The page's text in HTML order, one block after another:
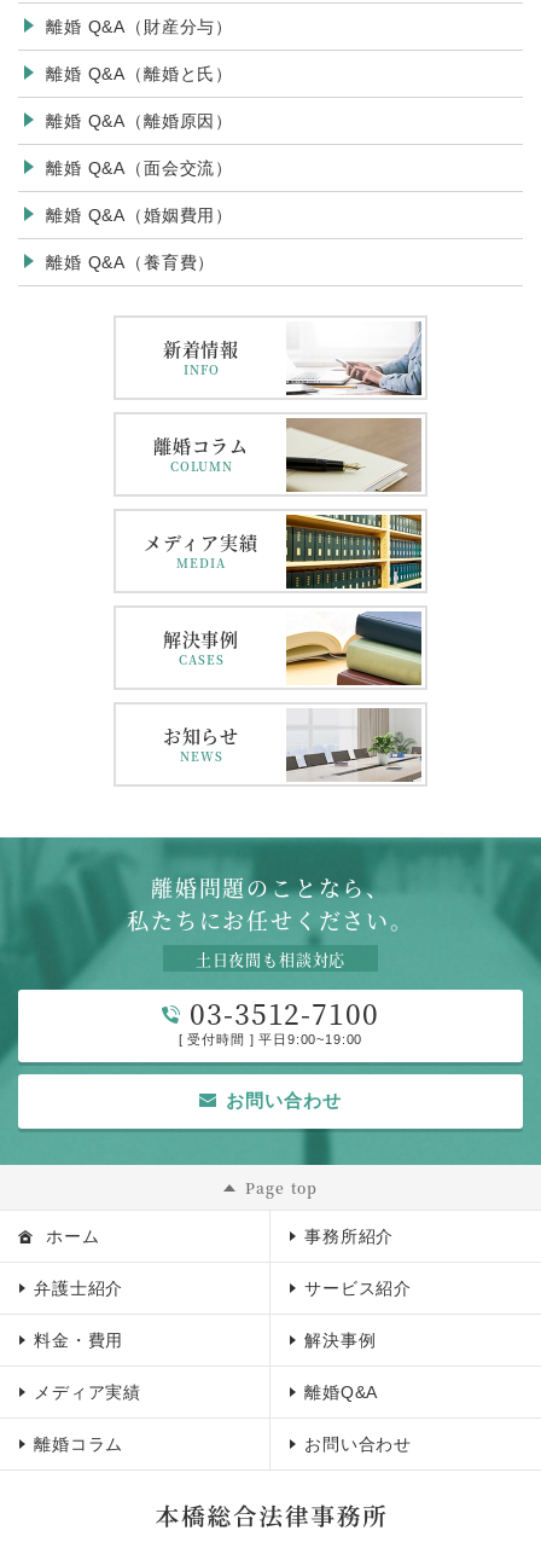
離婚 Q&A（財産分与）
離婚 Q&A（離婚と氏）
離婚 Q&A（離婚原因）
離婚 Q&A（面会交流）
離婚 Q&A（婚姻費用）
離婚 Q&A（養育費）
新着情報
INFO
離婚コラム
COLUMN
メディア実績
MEDIA
解決事例
CASES
お知らせ
NEWS
離婚問題のことなら、
私たちにお任せください。
土日夜間も相談対応
03-3512-7100
[ 受付時間 ] 平日9:00~19:00
お問い合わせ
Page top
ホーム 事務所紹介
弁護士紹介 サービス紹介
料金・費用 解決事例
メディア実績 離婚Q&A
離婚コラム お問い合わせ